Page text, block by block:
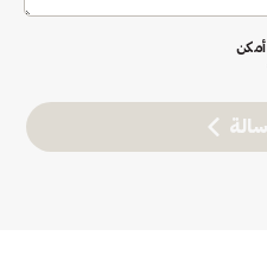
أمكن